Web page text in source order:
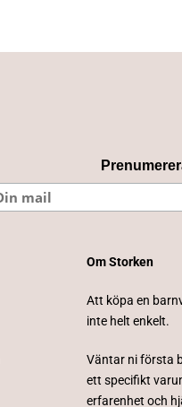
Om Storken
Att köpa en
inte helt enkelt.
Väntar ni första
ett specifikt
erfarenhet och